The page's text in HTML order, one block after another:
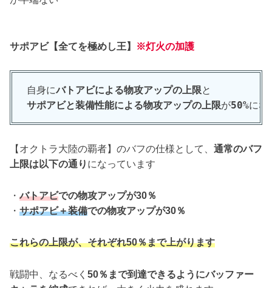
サポアビ【全てを極めし王】 ※灯火の加護
自身にバトアビによる物攻アップの上限と
サポアビと装備性能による物攻アップの上限が50%にな
【オクトラ大陸の覇者】のバフの仕様として、 通常のバフ
上限は以下の通り になっています
・バトアビでの物攻アップが30％
・ サポアビ＋装備での物攻アップが30％
これらの上限が、それぞれ50％まで上がります
戦闘中、なるべく 50％まで到達できるようにバッファー